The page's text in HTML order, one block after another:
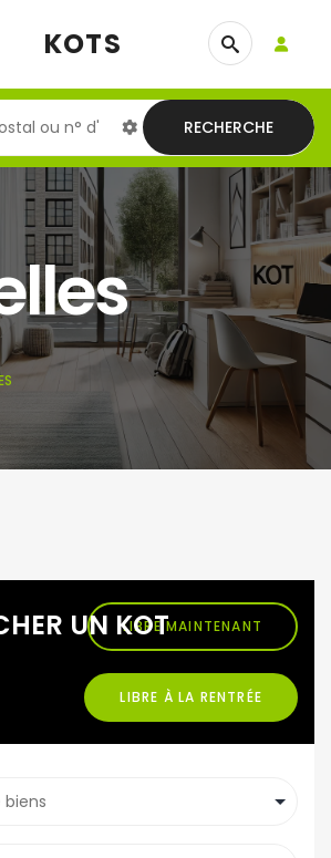
KOTS
RECHERCHE
UN KOTLIBRE MAINTENANT
LIBRE À LA RENTRÉE